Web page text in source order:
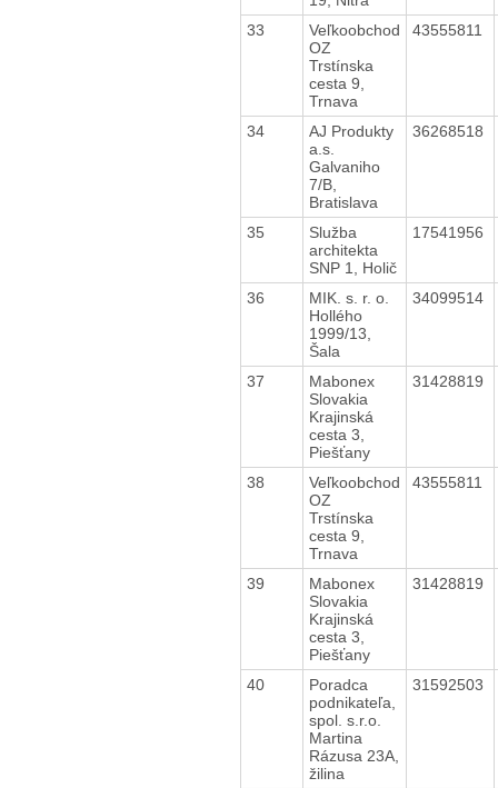
33
Veľkoobchod
OZ
Trstínska
cesta 9,
Trnava
43555811
34
AJ Produkty
a.s.
Galvaniho
7/B,
Bratislava
36268518
35
Služba
architekta
SNP 1, Holič
17541956
36
MIK. s. r. o.
Hollého
1999/13,
Šala
34099514
37
Mabonex
Slovakia
Krajinská
cesta 3,
Piešťany
31428819
38
Veľkoobchod
OZ
Trstínska
cesta 9,
Trnava
43555811
39
Mabonex
Slovakia
Krajinská
cesta 3,
Piešťany
31428819
40
Poradca
podnikateľa,
spol. s.r.o.
Martina
Rázusa 23A,
žilina
31592503